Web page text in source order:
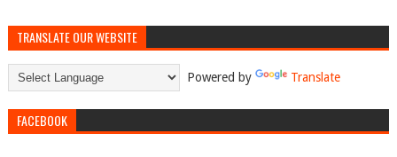
TRANSLATE OUR WEBSITE
Powered by Translate
FACEBOOK